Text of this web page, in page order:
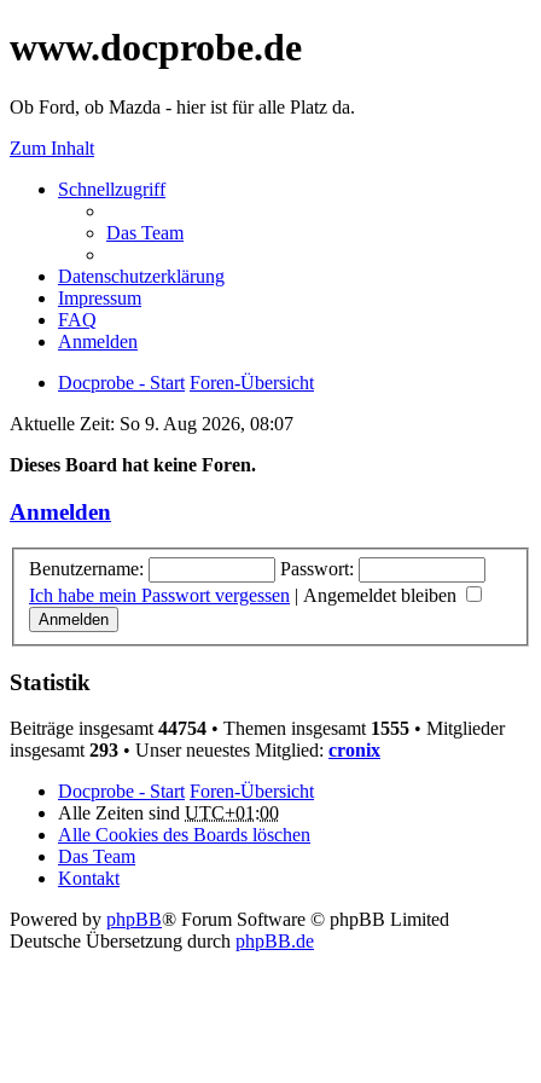
www.docprobe.de
Ob Ford, ob Mazda - hier ist für alle Platz da.
Zum Inhalt
Schnellzugriff
Das Team
Datenschutzerklärung
Impressum
FAQ
Anmelden
Docprobe - Start Foren-Übersicht
Aktuelle Zeit: So 9. Aug 2026, 08:07
Dieses Board hat keine Foren.
Anmelden
Benutzername:
Passwort:
Ich habe mein Passwort vergessen | Angemeldet bleiben
Statistik
Beiträge insgesamt 44754 • Themen insgesamt 1555 • Mitglieder
insgesamt 293 • Unser neuestes Mitglied: cronix
Docprobe - Start Foren-Übersicht
Alle Zeiten sind UTC+01:00
Alle Cookies des Boards löschen
Das Team
Kontakt
Powered by phpBB® Forum Software © phpBB Limited
Deutsche Übersetzung durch phpBB.de